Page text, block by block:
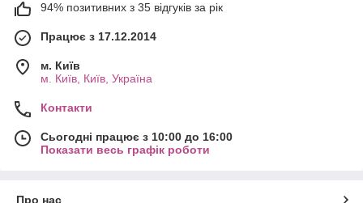
94% позитивних з 35 відгуків за рік
Працює з 17.12.2014
м. Київ
м. Київ, Київ, Україна
Контакти
Сьогодні працює з 10:00 до 16:00
Показати весь графік роботи
Про нас